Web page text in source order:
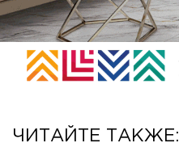
ЧИТАЙТЕ ТАКЖЕ: